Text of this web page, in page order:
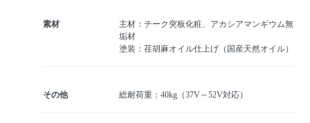
素材
主材：チーク突板化粧、アカシアマンギウム無
垢材
塗装：荏胡麻オイル仕上げ（国産天然オイル）
その他 総耐荷重：40kg（37V～52V対応）